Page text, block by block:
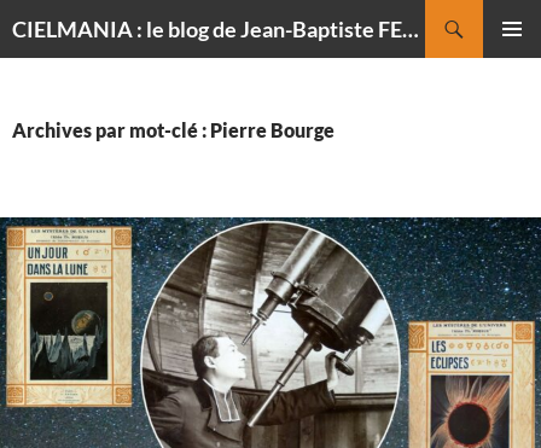
CIELMANIA : le blog de Jean-Baptiste FELDMANN, photographe du ciel
Archives par mot-clé : Pierre Bourge